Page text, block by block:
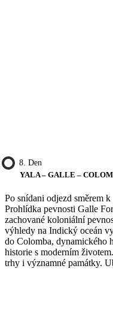
8. Den
YALA – GALLE –
Po snídani odjezd směrem
Prohlídka pevnosti Galle
zachované koloniální
výhledy na Indický oceán
do Colomba, dynamického
historie s moderním
trhy i významné památky.